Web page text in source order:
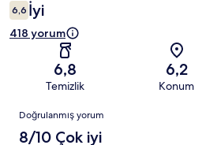
6,6 İyi
418 yorum
6,8
Temizlik
6,2
Konum
Yorumlar
Doğrulanmış yorum
8/10 Çok iyi